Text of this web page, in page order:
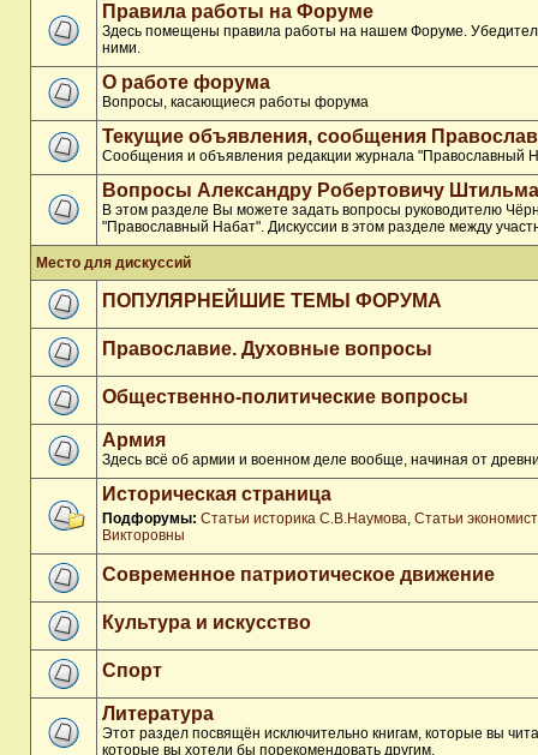
Правила работы на Форуме
Здесь помещены правила работы на нашем Форуме.
ними.
О работе форума
Вопросы, касающиеся работы форума
Текущие объявления, сообщения
Сообщения и объявления редакции журнала "Православный
Вопросы Александру Робертовичу
В этом разделе Вы можете задать вопросы руководителю
"Православный Набат". Дискуссии в этом разделе между
Место для дискуссий
ПОПУЛЯРНЕЙШИЕ ТЕМЫ ФОРУМА
Православие. Духовные вопросы
Общественно-политические вопросы
Армия
Здесь всё об армии и военном деле вообще, начиная от
Историческая страница
Подфорумы: Статьи историка С.В.Наумова, Статьи
Викторовны
Современное патриотическое движение
Культура и искусство
Спорт
Литература
Этот раздел посвящён исключительно книгам, которые вы
которые вы хотели бы порекомендовать другим.